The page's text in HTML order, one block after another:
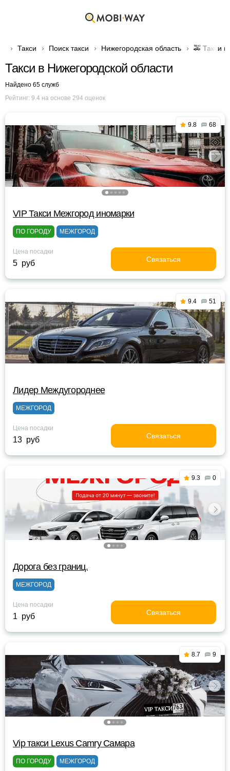
Такси Поиск такси Нижегородская область 🚕 Такси в
Такси в Нижегородской области
Найдено 65 служб
Рейтинг: 9.4 на основе 294 оценок
9.8 68
VIP Такси Межгород иномарки
ПО ГОРОДУ МЕЖГОРОД
Цена посадки
5 руб Связаться
9.4 51
Лидер Междугороднее
МЕЖГОРОД
Цена посадки
13 руб Связаться
9.3 0
Дорога без границ.
МЕЖГОРОД
Цена посадки
1 руб Связаться
8.7 9
Vip такси Lexus Camry Самара
ПО ГОРОДУ МЕЖГОРОД